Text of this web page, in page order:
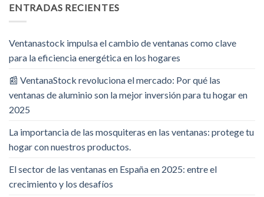
ENTRADAS RECIENTES
Ventanastock impulsa el cambio de ventanas como clave
para la eficiencia energética en los hogares
📰 VentanaStock revoluciona el mercado: Por qué las
ventanas de aluminio son la mejor inversión para tu hogar en
2025
La importancia de las mosquiteras en las ventanas: protege tu
hogar con nuestros productos.
El sector de las ventanas en España en 2025: entre el
crecimiento y los desafíos